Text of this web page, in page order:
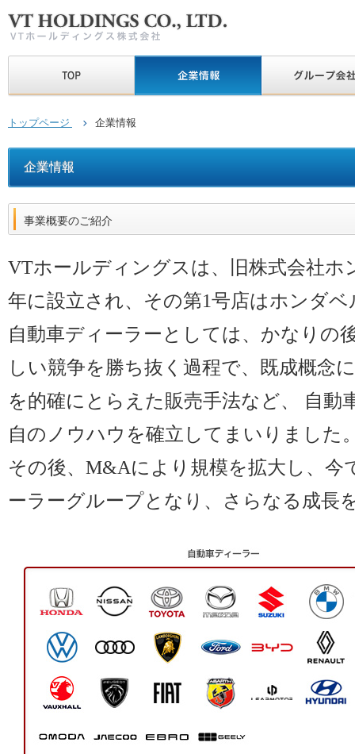
トップページ 企業情報
企業情報
事業概要のご紹介
VTホールディングスは、旧株式会社ホ
年に設立され、その第1号店はホンダ
自動車ディーラーとしては、かなりの
しい競争を勝ち抜く過程で、既成概念
を的確にとらえた販売手法など、 自動
自のノウハウを確立してまいりました
その後、M&Aにより規模を拡大し、今
ーラーグループとなり、さらなる成長